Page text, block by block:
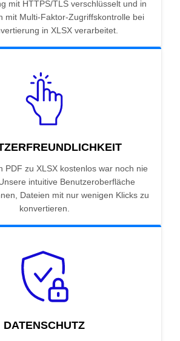
mit HTTPS/TLS verschlüsselt und in
mit Multi-Faktor-Zugriffskontrolle bei
in XLSX verarbeitet.
PDF zu XLSX kostenlos war noch nie
intuitive Benutzeroberfläche
Dateien mit nur wenigen Klicks zu
konvertieren.
DATENSCHUTZ